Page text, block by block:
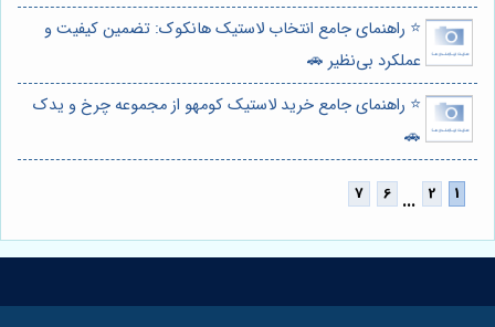
⭐️ راهنمای جامع انتخاب لاستیک هانکوک: تضمین کیفیت و
عملکرد بی‌نظیر 🚗
⭐️ راهنمای جامع خرید لاستیک کومهو از مجموعه چرخ و یدک
🚗
...